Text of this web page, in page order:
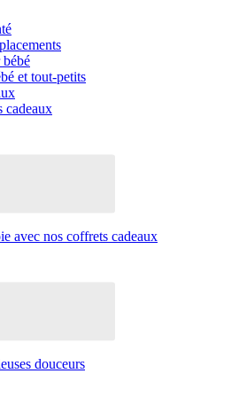
et tout-petits
cadeaux
avec nos coffrets cadeaux
douceurs